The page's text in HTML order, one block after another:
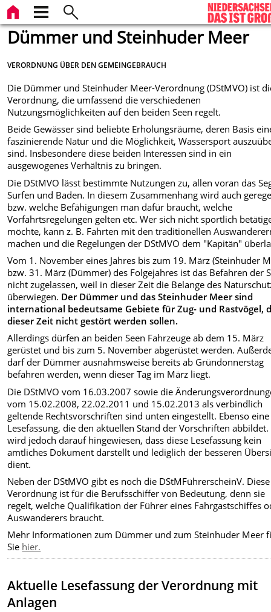
Dümmer und Steinhuder Meer
VERORDNUNG ÜBER DEN GEMEINGEBRAUCH
Die Dümmer und Steinhuder Meer-Verordnung (DStMVO) ist
Verordnung, die umfassend die verschiedenen
Nutzungsmöglichkeiten auf den beiden Seen regelt.
Beide Gewässer sind beliebte Erholungsräume, deren Basis
faszinierende Natur und die Möglichkeit, Wassersport
sind. Insbesondere diese beiden Interessen sind in ein
ausgewogenes Verhältnis zu bringen.
Die DStMVO lässt bestimmte Nutzungen zu, allen voran das
Surfen und Baden. In diesem Zusammenhang wird auch
bzw. welche Befähigungen man dafür braucht, welche
Vorfahrtsregelungen gelten etc. Wer sich nicht sportlich
möchte, kann z. B. Fahrten mit den traditionellen
machen und die Regelungen der DStMVO dem "Kapitän"
Vom 1. November eines Jahres bis zum 19. März (Steinhuder
bzw. 31. März (Dümmer) des Folgejahres ist das Befahren der
nicht zugelassen, weil in dieser Zeit die Belange des
überwiegen. Der Dümmer und das Steinhuder Meer sind
international bedeutsame Gebiete für Zug- und Rastvögel,
dieser Zeit nicht gestört werden sollen.
Allerdings dürfen an beiden Seen Fahrzeuge ab dem 15. März
gerüstet und bis zum 5. November abgerüstet werden.
darf der Dümmer ausnahmsweise bereits ab Gründonnerstag
befahren werden, wenn dieser Tag im März liegt.
Die DStMVO vom 16.03.2007 sowie die
vom 15.02.2008, 22.02.2011 und 15.02.2013 als verbindlich
geltende Rechtsvorschriften sind unten eingestellt. Ebenso eine
Lesefassung, die den aktuellen Stand der Vorschriften abbildet.
wird jedoch darauf hingewiesen, dass diese Lesefassung kein
amtliches Dokument darstellt und lediglich der besseren
dient.
Neben der DStMVO gibt es noch die DStMFührerscheinV. Diese
Verordnung ist für die Berufsschiffer von Bedeutung, denn sie
regelt, welche Qualifikation der Führer eines Fahrgastschiffes
Auswanderers braucht.
Mehr Informationen zum Dümmer und zum Steinhuder Meer
Sie hier.
Aktuelle Lesefassung der Verordnung mit
Anlagen